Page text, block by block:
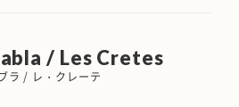
/ Les Cretes
ラ / レ・クレーテ